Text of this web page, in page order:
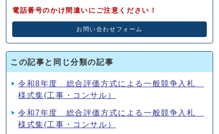
電話番号のかけ間違いにご注意ください！
お問い合わせフォーム
この記事と同じ分類の記事
令和8年度 総合評価方式による一般競争入札
様式集(工事・コンサル）
令和7年度 総合評価方式による一般競争入札
様式集(工事・コンサル）